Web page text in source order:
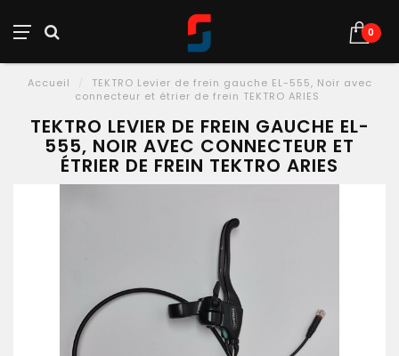
0
Accueil
TEKTRO Levier de frein gauche EL-555, Noir avec
connecteur et étrier de frein TEKTRO ARIES
TEKTRO LEVIER DE FREIN GAUCHE EL-
555, NOIR AVEC CONNECTEUR ET
ÉTRIER DE FREIN TEKTRO ARIES